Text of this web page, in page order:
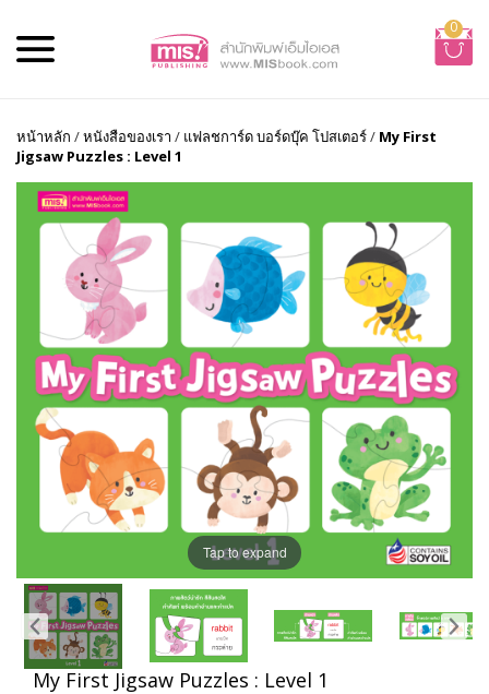
0
หน้าหลัก /หนังสือของเรา / แฟลชการ์ด บอร์ดบุ๊ค โปสเตอร์/ My First
Jigsaw Puzzles : Level 1
Tap to expand
My First Jigsaw Puzzles : Level 1